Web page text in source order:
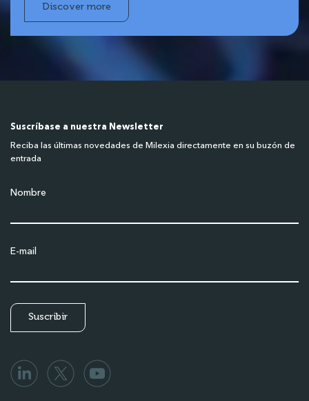
Discover more
Suscríbase a nuestra Newsletter
Reciba las últimas novedades de Milexia directamente en su buzón de
entrada
Nombre
E-mail